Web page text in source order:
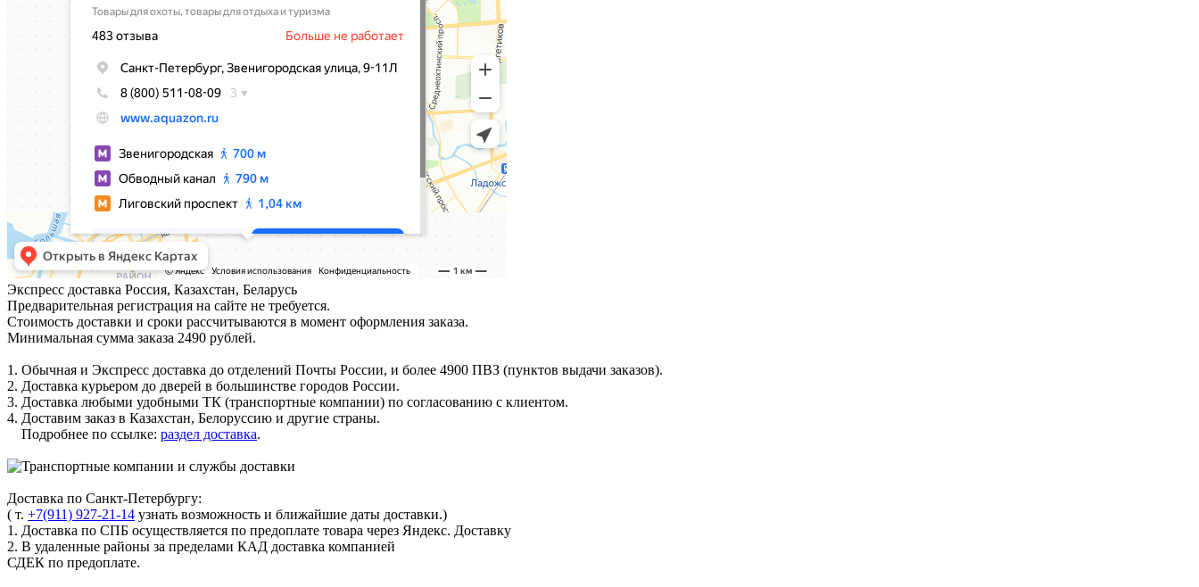
Экспресс доставка Россия, Казахстан, Беларусь
Предварительная регистрация на сайте не требуется.
Стоимость доставки и сроки рассчитываются в момент оформления заказа.
Минимальная сумма заказа 2490 рублей.
1. Обычная и Экспресс доставка до отделений Почты России, и более 4900 ПВЗ (пунктов выдачи заказов).
2. Доставка курьером до дверей в большинстве городов России.
3. Доставка любыми удобными ТК (транспортные компании) по согласованию с клиентом.
4. Доставим заказ в Казахстан, Белоруссию и другие страны.
Подробнее по ссылке: раздел доставка.
Доставка по Санкт-Петербургу:
( т. +7(911) 927-21-14 узнать возможность и ближайшие даты доставки.)
1. Доставка по СПБ осуществляется по предоплате товара через Яндекс. Доставку
2. В удаленные районы за пределами КАД доставка компанией
СДЕК по предоплате.